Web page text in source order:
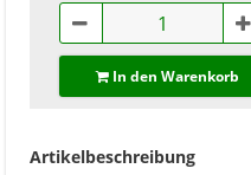
In den Warenkorb
Artikelbeschreibung